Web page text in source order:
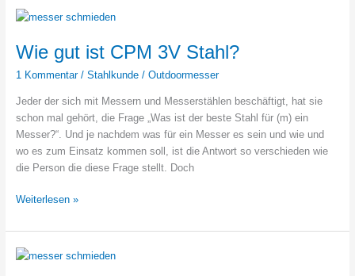
Stahl
wie
gut
ist
Wie gut ist CPM 3V Stahl?
1 Kommentar / Stahlkunde/ Outdoormesser
Jeder der sich mit Messern und Messerstählen beschäftigt, hat sie
schon mal gehört, die Frage „Was ist der beste Stahl für (m) ein
Messer?“. Und je nachdem was für ein Messer es sein und wie und
wo es zum Einsatz kommen soll, ist die Antwort so verschieden wie
die Person die diese Frage stellt. Doch
Wie
ist
CPM
Weiterlesen »